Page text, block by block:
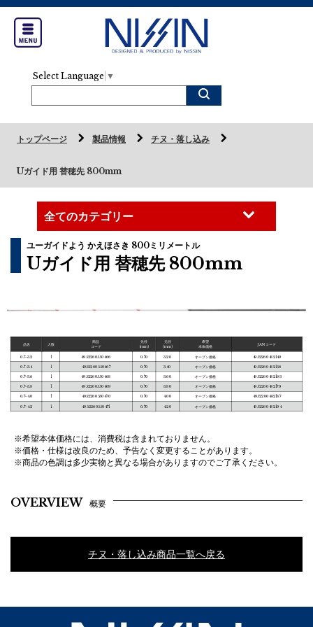
Select Language ▼
トップページ 製品情報 チヌ・落し込み
Uガイド用 替穂先 800mm
ユーガイドよう かえほさき 800ミリメートル
Uガイド用 替穂先 800mm
品名 入数
商品
コード
先径
(mm)
元径
(mm)
希望
本体価格
JANコード
0.7-3.2 4952260550466 0.70 3.20 オープン価格 4952260482149
0.7-3.4 4952260550467 0.70 3.40 オープン価格 4952260482156
0.7-3.6 4952260550468 0.70 3.60 オープン価格 4952260482163
0.7-3.8 4952260550469 0.70 3.80 オープン価格 4952260482170
0.7-4.0 1 4952260550470 0.70 4.00 オープン価格 4952260482187
0.7-4.2 4952260550471 0.70 4.20 オープン価格 4952260482194
※希望本体価格には、消費税は含まれておりません。
※価格・仕様は改良のため、予告なく変更することがあります。
※商品の色調は多少実物と異なる場合がありますのでご了承ください。
OVERVIEW 概要
チヌ・落し込み商品一覧へ戻る